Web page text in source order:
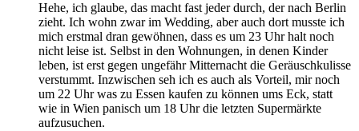
Hehe, ich glaube, das macht fast jeder durch, der nach Berlin
zieht. Ich wohn zwar im Wedding, aber auch dort musste ich
mich erstmal dran gewöhnen, dass es um 23 Uhr halt noch
nicht leise ist. Selbst in den Wohnungen, in denen Kinder
leben, ist erst gegen ungefähr Mitternacht die Geräuschkulisse
verstummt. Inzwischen seh ich es auch als Vorteil, mir noch
um 22 Uhr was zu Essen kaufen zu können ums Eck, statt
wie in Wien panisch um 18 Uhr die letzten Supermärkte
aufzusuchen.